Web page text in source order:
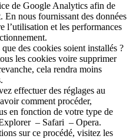
de Google Analytics afin de
En nous fournissant des données
l’utilisation et les performances
des cookies soient installés ?
les cookies voire supprimer
cela rendra moins
effectuer des réglages au
comment procéder,
en fonction de votre type de
– Safari – Opera.
sur ce procédé, visitez les